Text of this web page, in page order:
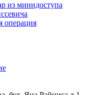
из минидоступа
операция